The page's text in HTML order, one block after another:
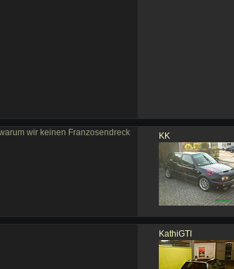
KK
wir keinen Franzosendreck
KathiGTI